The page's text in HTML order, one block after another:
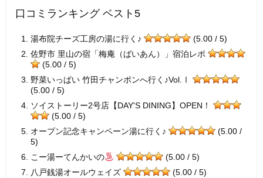
口コミランキング ベスト5
湯布院チーズ工房の湯に行く♪
(5.00 / 5)
佐野市 里山の宿「梅庵（ばいあん）」宿泊レポ
(5.00 / 5)
野菜いっぱい 竹田チャンポンへ行く♪Vol.Ⅰ
(5.00 / 5)
ソイストーリー2号店【DAY'S DINING】OPEN！
(5.00 / 5)
オープン記念キャンペーン湯に行く♪
(5.00 /
5)
こー湯ーてんかいの
(5.00 / 5)
八戸銭湯オールウェイズ
(5.00 / 5)